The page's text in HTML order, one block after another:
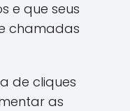
e que seus
chamadas
de cliques
as